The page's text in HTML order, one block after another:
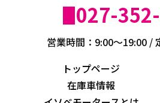
027-
営業時間：9:00～19:00 /
トップページ
在庫車情報